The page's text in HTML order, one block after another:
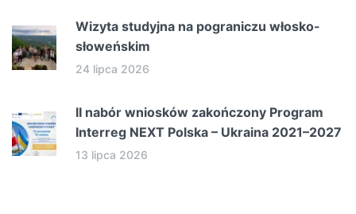
Wizyta studyjna na pograniczu włosko-
słoweńskim
24 lipca 2026
II nabór wniosków zakończony Program
Interreg NEXT Polska – Ukraina 2021–2027
13 lipca 2026